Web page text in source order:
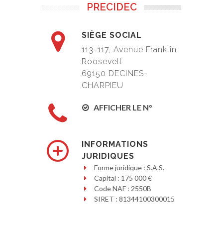
PRECIDEC
SIÈGE SOCIAL
113-117, Avenue Franklin
Roosevelt
69150 DECINES-
CHARPIEU
AFFICHER LE N°
INFORMATIONS
JURIDIQUES
Forme juridique : S.A.S.
Capital : 175 000 €
Code NAF : 2550B
SIRET : 81344100300015